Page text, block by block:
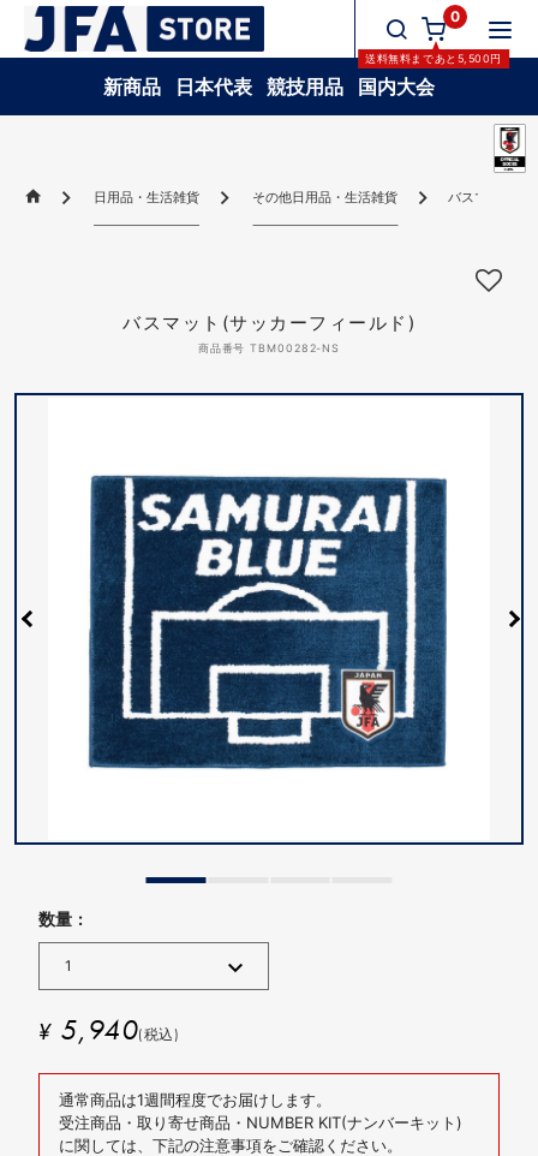
0
送料無料まであと 5,500円
新商品 日本代表 競技用品 国内大会
日用品・生活雑貨 その他日用品・生活雑貨 バスマット(サ
バスマット(サッカーフィールド)
商品番号 TBM00282-NS
数量 :
¥ 5,940(税込)
通常商品は1週間程度でお届けします。
受注商品・取り寄せ商品・NUMBER KIT(ナンバーキット)
に関しては、下記の注意事項をご確認ください。